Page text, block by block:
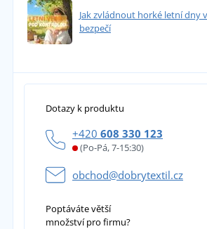
Jak zvládnout horké letní dny
bezpečí
Dotazy k produktu
+420 608 330 123
(Po-Pá, 7-15:30)
obchod@dobrytextil.cz
Poptáváte větší
množství pro firmu?